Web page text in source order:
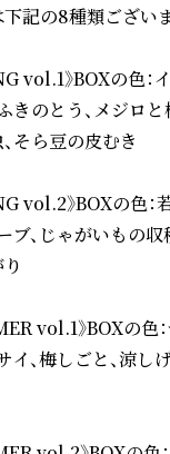
記の8種類ござい
vol.1》BOXの色
きのとう、メジロ
そら豆の皮むき
vol.2》BOXの色：
ブ、じゃがいもの収
vol.1》BOXの色
イ、梅しごと、涼し